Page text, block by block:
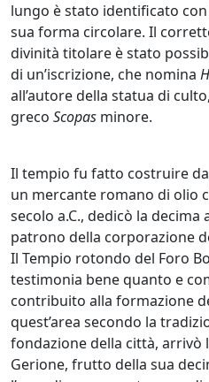
lungo è stato identificato
sua forma circolare. Il
divinità titolare è stato
di un’iscrizione, che nomina
all’autore della statua di
greco Scopas minore.
Il tempio fu fatto costruire da
un mercante romano di olio
secolo a.C., dedicò la
patrono della corporazione
Il Tempio rotondo del Foro
testimonia bene quanto e
contribuito alla formazione
quest’area secondo la
fondazione della città, arrivò
Gerione, frutto della sua